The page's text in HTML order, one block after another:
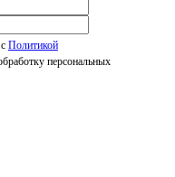
Политикой